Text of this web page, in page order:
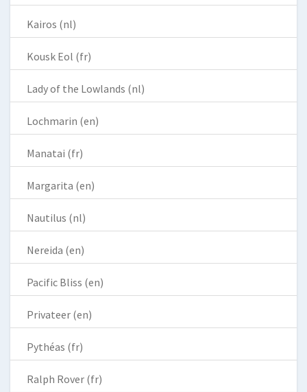
Kairos (nl)
Kousk Eol (fr)
Lady of the Lowlands (nl)
Lochmarin (en)
Manatai (fr)
Margarita (en)
Nautilus (nl)
Nereida (en)
Pacific Bliss (en)
Privateer (en)
Pythéas (fr)
Ralph Rover (fr)